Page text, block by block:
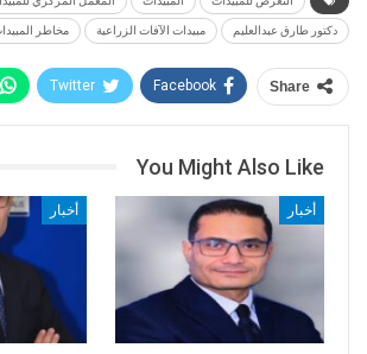
دكتور طارق عبدالعليم مبيدات الآفات الزراعية مخاطر
Share
Facebook
Twitter
You Might Also Like
أخبار أخبار